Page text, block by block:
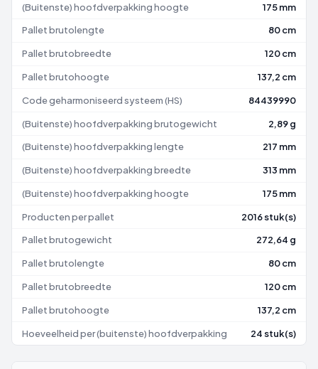
(Buitenste) hoofdverpakking hoogte 175 mm
Pallet brutolengte 80 cm
Pallet brutobreedte 120 cm
Pallet brutohoogte 137,2 cm
Code geharmoniseerd systeem (HS) 84439990
(Buitenste) hoofdverpakking brutogewicht 2,89 g
(Buitenste) hoofdverpakking lengte 217 mm
(Buitenste) hoofdverpakking breedte 313 mm
(Buitenste) hoofdverpakking hoogte 175 mm
Producten per pallet 2016 stuk(s)
Pallet brutogewicht 272,64 g
Pallet brutolengte 80 cm
Pallet brutobreedte 120 cm
Pallet brutohoogte 137,2 cm
Hoeveelheid per (buitenste) hoofdverpakking 24 stuk(s)